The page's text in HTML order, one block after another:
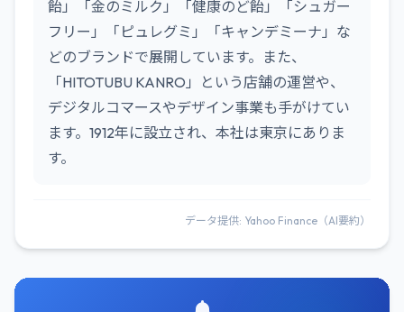
飴」「金のミルク」「健康のど飴」「シュガー
フリー」「ピュレグミ」「キャンデミーナ」な
どのブランドで展開しています。また、
「HITOTUBU KANRO」という店舗の運営や、
デジタルコマースやデザイン事業も手がけてい
ます。1912年に設立され、本社は東京にありま
す。
データ提供: Yahoo Finance（AI要約）